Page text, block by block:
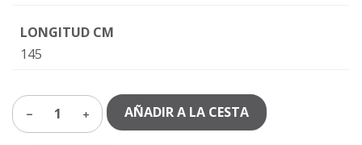
LONGITUD CM
145
1 AÑADIR A LA CESTA